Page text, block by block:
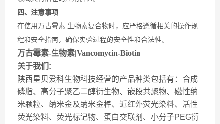
四、注意事项
在使用万古霉素-生物素复合物时，应严格遵循相关的操作规
程和安全指南，确保实验过程的安全性和合法性。
万古霉素-生物素|Vancomycin-Biotin
关于我们:
陕西星贝爱科生物科技经营的产品种类包括有：合成
磷脂、高分子聚乙二醇衍生物、嵌段共聚物、磁性纳
米颗粒、纳米金及纳米金棒、近红外荧光染料、活性
荧光染料、荧光标记物、蛋白交联剂、小分子PEG衍